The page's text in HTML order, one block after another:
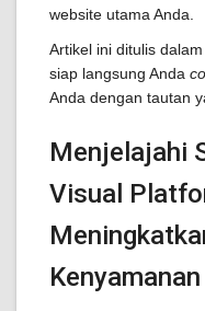
website utama Anda.
Artikel ini ditulis
siap langsung Anda
Anda dengan tautan
Menjelajahi
Visual